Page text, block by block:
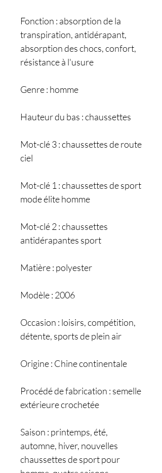
Fonction : absorption de la
transpiration, antidérapant,
absorption des chocs, confort,
résistance à l'usure
Genre : homme
Hauteur du bas : chaussettes
Mot-clé 3 : chaussettes de route
ciel
Mot-clé 1 : chaussettes de sport
mode élite homme
Mot-clé 2 : chaussettes
antidérapantes sport
Matière : polyester
Modèle : 2006
Occasion : loisirs, compétition,
détente, sports de plein air
Origine : Chine continentale
Procédé de fabrication : semelle
extérieure crochetée
Saison : printemps, été,
automne, hiver, nouvelles
chaussettes de sport pour